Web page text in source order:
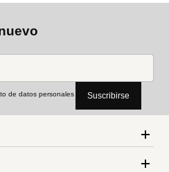
de datos personales Suscribirse